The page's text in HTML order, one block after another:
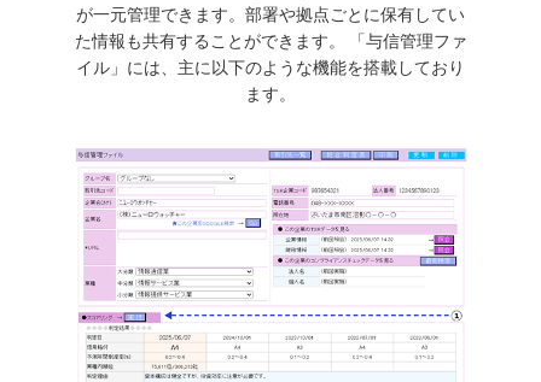
が一元管理できます。 部署や拠点ごとに保有してい
た情報も共有することができます。
「与信管理ファ
イル」には、主に以下のような機能を搭載しており
ます。